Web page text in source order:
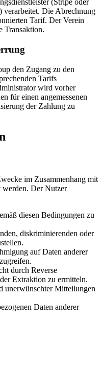
(Stripe oder
verarbeitet. Die Abrechnung
Tarif. Der Verein
Transaktion.
den Zugang zu den
Tarifs
wird vorher
für einen angemessenen
der Zahlung zu
im Zusammenhang mit
werden. Der Nutzer
diesen Bedingungen zu
diskriminierenden oder
auf Daten anderer
durch Reverse
Extraktion zu ermitteln.
unerwünschter Mitteilungen
Daten anderer